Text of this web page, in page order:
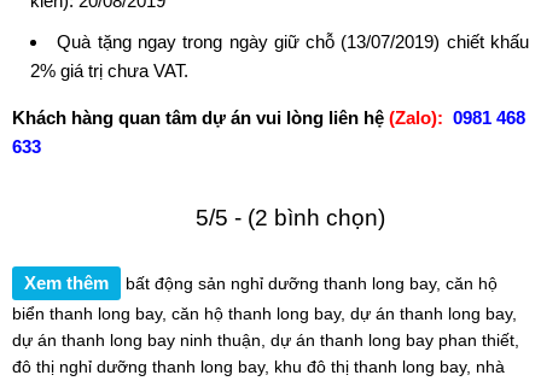
Quà tặng ngay trong ngày giữ chỗ (13/07/2019) chiết khấu
2% giá trị chưa VAT.
Khách hàng quan tâm dự án vui lòng liên hệ (Zalo): 0981 468
633
5/5 - (2 bình chọn)
Xem thêm bất động sản nghỉ dưỡng thanh long bay, căn hộ
biển thanh long bay, căn hộ thanh long bay, dự án thanh long bay,
dự án thanh long bay ninh thuận dự án thanh long bay phan thiết
đô thị nghỉ dưỡng thanh long bay, khu đô thị thanh long bay, nhà